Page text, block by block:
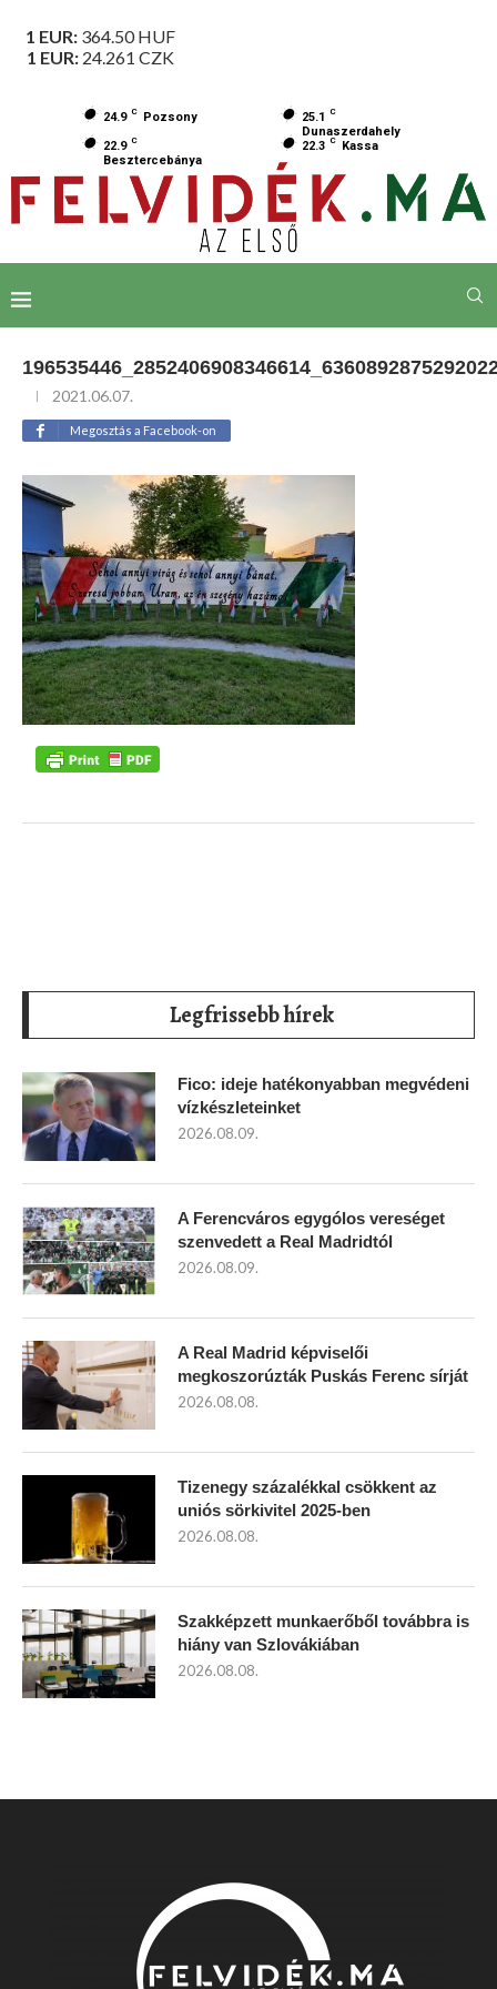
1 EUR: 364.50HUF
1 EUR: 24.261 CZK
24.9 C Pozsony 25.1 C
Dunaszerdahely
22.9 C
Besztercebánya
22.3 C Kassa
2021.06.07.
Megosztás a Facebook-on
Legfrissebb hírek
Fico: ideje hatékonyabban megvédeni
vízkészleteinket
2026.08.09.
A Ferencváros egygólos vereséget
szenvedett a Real Madridtól
2026.08.09.
A Real Madrid képviselői
megkoszorúzták Puskás Ferenc sírját
2026.08.08.
Tizenegy százalékkal csökkent az
uniós sörkivitel 2025-ben
2026.08.08.
Szakképzett munkaerőből továbbra is
hiány van Szlovákiában
2026.08.08.